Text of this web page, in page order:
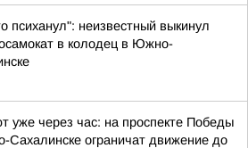
психанул": неизвестный выкинул
в колодец в Южно-
уже через час: на проспекте Победы
Сахалинске ограничат движение до